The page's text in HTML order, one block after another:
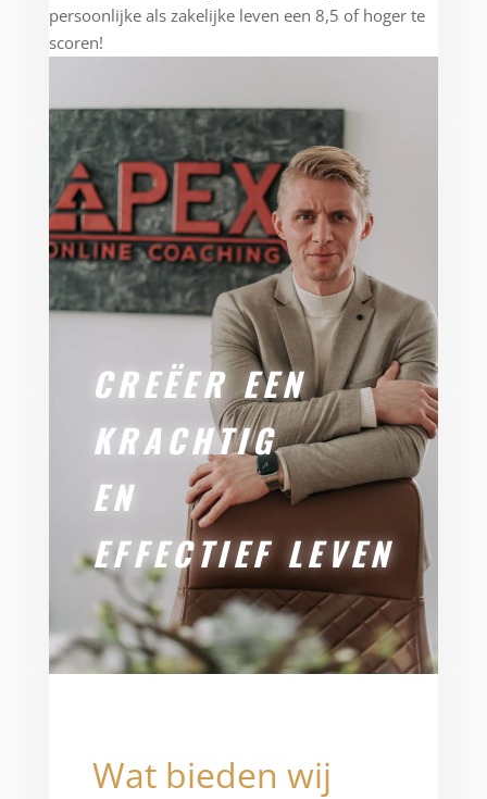
persoonlijke als zakelijke leven een 8,5 of hoger te
scoren!
CREËEREEN
KRACHTIG
EN
EFFECTIEF LEVEN
Wat bieden wij